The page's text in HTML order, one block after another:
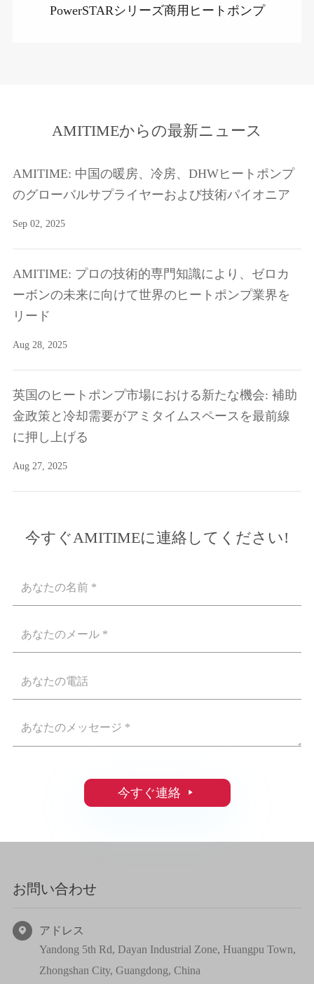
PowerSTARシリーズ商用ヒートポンプ
AMITIMEからの最新ニュース
AMITIME: 中国の暖房、冷房、DHWヒートポンプ
のグローバルサプライヤーおよび技術パイオニア
Sep 02, 2025
AMITIME: プロの技術的専門知識により、ゼロカ
ーボンの未来に向けて世界のヒートポンプ業界を
リード
Aug 28, 2025
英国のヒートポンプ市場における新たな機会: 補助
金政策と冷却需要がアミタイムスペースを最前線
に押し上げる
Aug 27, 2025
今すぐAMITIMEに連絡してください!
今すぐ連絡 
お問い合わせ

アドレス
Yandong 5th Rd, Dayan Industrial Zone, Huangpu Town,
Zhongshan City, Guangdong, China